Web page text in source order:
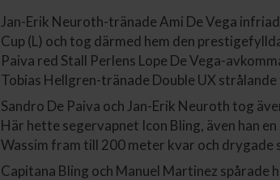
Jan-Erik Neuroth-tränade Ami De Vega
Cup (L) och tog därmed hem den
Paiva red Stall Perlens Lope De Vega-
Tobias Hellgren-tränade Double UX
Sandro De Paiva och Jan-Erik Neuroth tog
Här hette segervapnet Icon Bling, även han
Wassim fram till 200 meter kvar och drygade
Capitana Bling och Manuel Martinez spårade